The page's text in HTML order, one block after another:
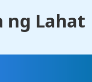
ng Lahat